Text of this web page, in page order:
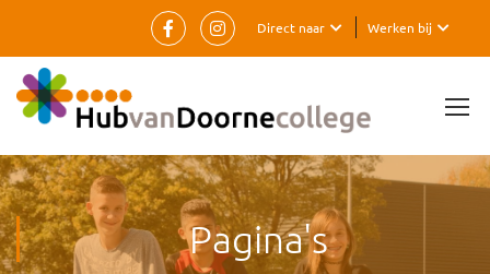
Werken bij
Direct naar
Pagina's